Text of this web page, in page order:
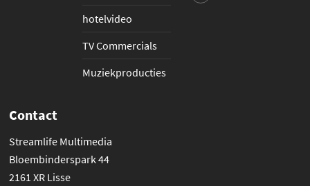
hotelvideo
TV Commercials
Muziekproducties
Contact
Streamlife Multimedia
Bloembinderspark 44
2161 XR Lisse